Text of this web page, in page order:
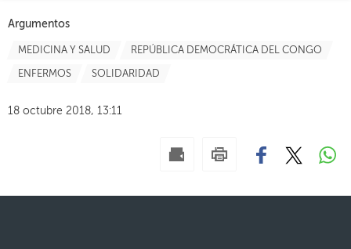
Argumentos
MEDICINA Y SALUD REPÚBLICA DEMOCRÁTICA DEL CONGO
ENFERMOS SOLIDARIDAD
18 octubre 2018, 13:11